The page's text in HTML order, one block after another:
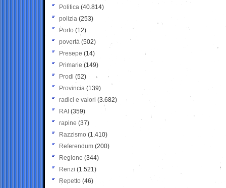
Politica (40.814)
polizia (253)
Porto (12)
povertà (502)
Presepe (14)
Primarie (149)
Prodi (52)
Provincia (139)
radici e valori (3.682)
RAI (359)
rapine (37)
Razzismo (1.410)
Referendum (200)
Regione (344)
Renzi (1.521)
Repetto (46)